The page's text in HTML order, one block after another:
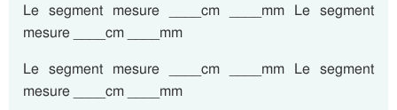
Le segment mesure ____cm ____mm Le segment
mesure ____cm ____mm
Le segment mesure ____cm ____mm Le segment
mesure ____cm ____mm